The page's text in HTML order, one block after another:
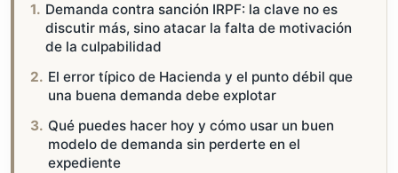
Demanda contra sanción IRPF: la clave no es
discutir más, sino atacar la falta de motivación
de la culpabilidad
El error típico de Hacienda y el punto débil que
una buena demanda debe explotar
Qué puedes hacer hoy y cómo usar un buen
modelo de demanda sin perderte en el
expediente